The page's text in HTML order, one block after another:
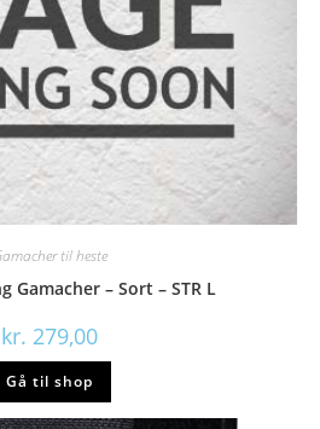
til heste
Gamacher – Sort – STR L
kr. 279,00
Gå til shop